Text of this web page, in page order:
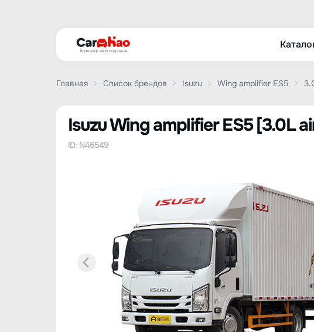
Агрегатор авто под заказ
Главная Список брендов Isuzu Wing amplifier ES5
Isuzu Wing amplifier ES5 [3.0L
ID: N46549